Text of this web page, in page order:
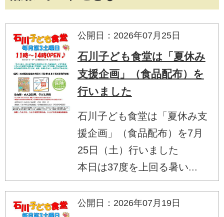
公開日：2026年07月25日
石川子ども食堂は「夏休み
支援企画」（食品配布）を
行いました
石川子ども食堂は「夏休み支
援企画」（食品配布）を7月
25日（土）行いました
本日は37度を上回る暑い...
公開日：2026年07月19日